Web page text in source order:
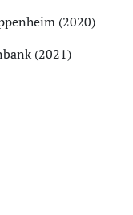
(2020)
(2021)